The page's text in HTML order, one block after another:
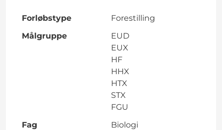
Forløbstype
Forestilling
Målgruppe
EUD
EUX
HF
HHX
HTX
STX
FGU
Fag
Biologi